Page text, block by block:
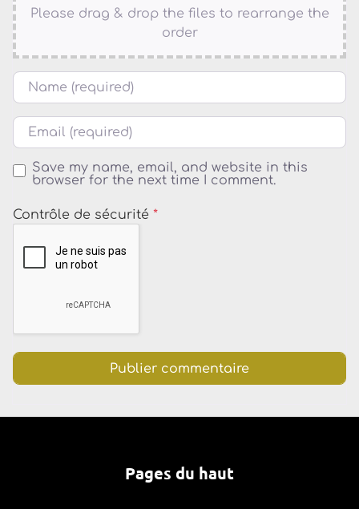
Please drag & drop the files to rearrange the
order
Name
Courriel
Save my name, email, and website in this
browser for the next time I comment.
Contrôle de sécurité *
Pages du haut